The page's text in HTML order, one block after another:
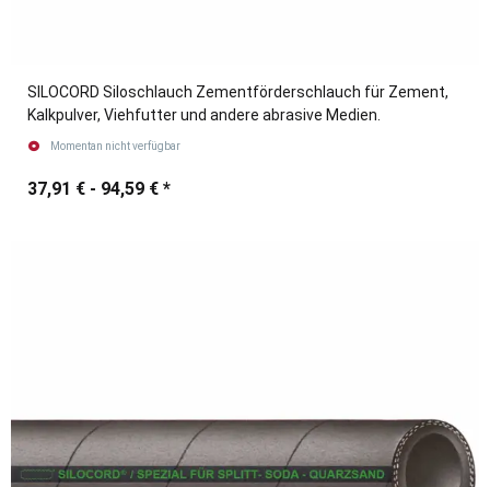
SILOCORD Siloschlauch Zementförderschlauch für Zement,
Kalkpulver, Viehfutter und andere abrasive Medien.
Momentan nicht verfügbar
37,91 € - 94,59 € *